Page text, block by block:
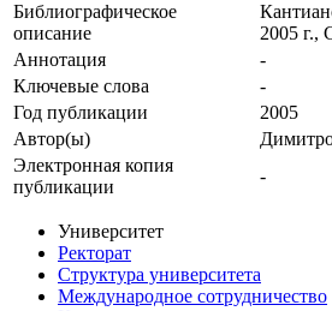
Библиографическое
описание
2005 г.,
Аннотация
-
Ключевые cлова
-
Год публикации
2005
Автор(ы)
Электронная копия
публикации
-
Университет
Ректорат
Структура университета
Международное сотрудничество